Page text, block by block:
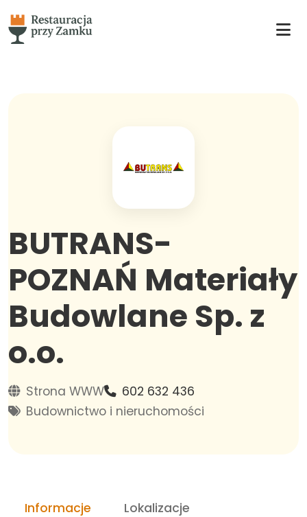
BUTRANS-
POZNAŃ Materiały
Budowlane Sp. z
o.o.
Strona WWW
602 632 436
Budownictwo i nieruchomości
Informacje Lokalizacje